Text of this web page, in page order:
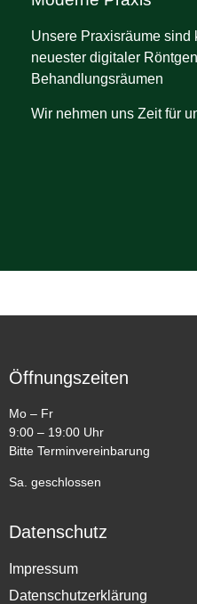
Unsere Praxisräume sind
neuester digitaler
Behandlungsräumen
Wir nehmen uns Zeit für
Öffnungszeiten
Mo – Fr
9:00 – 19:00 Uhr
Bitte Terminvereinbarung
Sa. geschlossen
Datenschutz
Impressum
Datenschutzerklärung